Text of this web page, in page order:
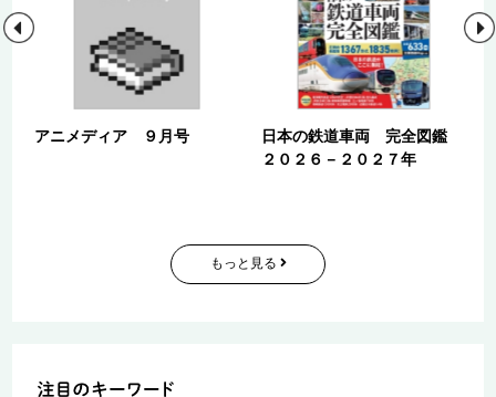
アニメディア ９月号
日本の鉄道車両 完全図鑑
２０２６－２０２７年
もっと見る